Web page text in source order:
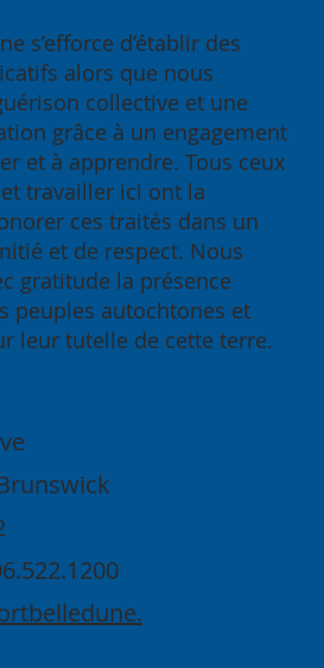
s’efforce d’établir des
alors que nous
collective et une
grâce à un engagement
et à apprendre. Tous ceux
travailler ici ont la
ces traités dans un
et de respect. Nous
gratitude la présence
peuples autochtones et
leur tutelle de cette terre.